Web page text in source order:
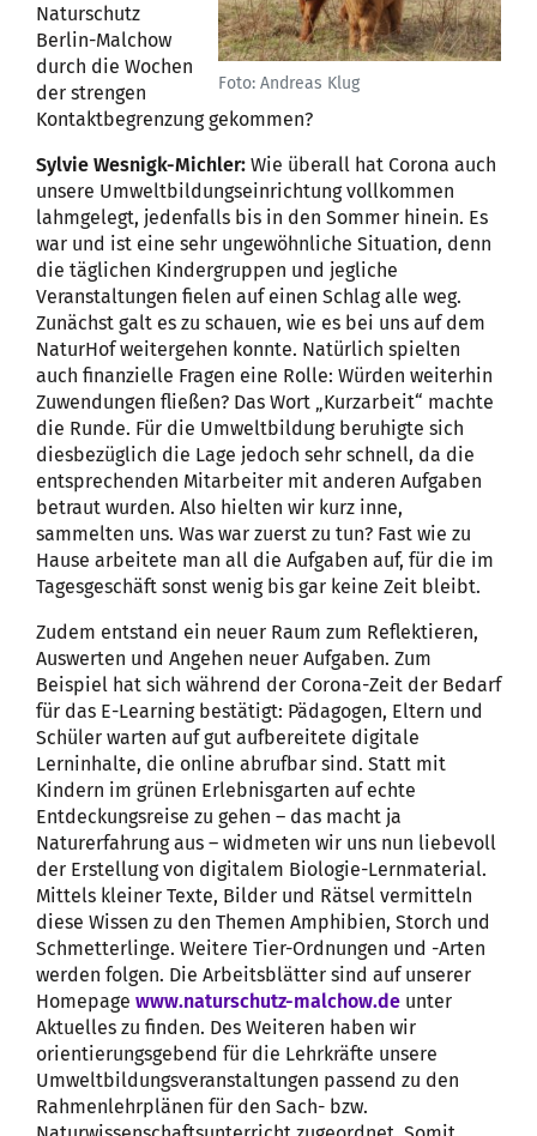
Foto: Andreas Klug
Naturschutz
Berlin-Malchow
durch die Wochen
der strengen
Kontaktbegrenzung gekommen?
Sylvie Wesnigk-Michler: Wie überall hat Corona auch
unsere Umweltbildungseinrichtung vollkommen
lahmgelegt, jedenfalls bis in den Sommer hinein. Es
war und ist eine sehr ungewöhnliche Situation, denn
die täglichen Kindergruppen und jegliche
Veranstaltungen fielen auf einen Schlag alle weg.
Zunächst galt es zu schauen, wie es bei uns auf dem
NaturHof weitergehen konnte. Natürlich spielten
auch finanzielle Fragen eine Rolle: Würden weiterhin
Zuwendungen fließen? Das Wort „Kurzarbeit“ machte
die Runde. Für die Umweltbildung beruhigte sich
diesbezüglich die Lage jedoch sehr schnell, da die
entsprechenden Mitarbeiter mit anderen Aufgaben
betraut wurden. Also hielten wir kurz inne,
sammelten uns. Was war zuerst zu tun? Fast wie zu
Hause arbeitete man all die Aufgaben auf, für die im
Tagesgeschäft sonst wenig bis gar keine Zeit bleibt.
Zudem entstand ein neuer Raum zum Reflektieren,
Auswerten und Angehen neuer Aufgaben. Zum
Beispiel hat sich während der Corona-Zeit der Bedarf
für das E-Learning bestätigt: Pädagogen, Eltern und
Schüler warten auf gut aufbereitete digitale
Lerninhalte, die online abrufbar sind. Statt mit
Kindern im grünen Erlebnisgarten auf echte
Entdeckungsreise zu gehen – das macht ja
Naturerfahrung aus – widmeten wir uns nun liebevoll
der Erstellung von digitalem Biologie-Lernmaterial.
Mittels kleiner Texte, Bilder und Rätsel vermitteln
diese Wissen zu den Themen Amphibien, Storch und
Schmetterlinge. Weitere Tier-Ordnungen und -Arten
werden folgen. Die Arbeitsblätter sind auf unserer
Homepage www.naturschutz-malchow.de unter
Aktuelles zu finden. Des Weiteren haben wir
orientierungsgebend für die Lehrkräfte unsere
Umweltbildungsveranstaltungen passend zu den
Rahmenlehrplänen für den Sach- bzw.